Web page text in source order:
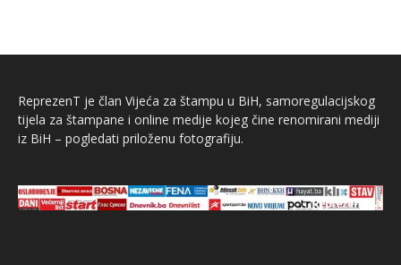
ReprezenT je član Vijeća za štampu u BiH, samoregulacijskog
tijela za štampane i online medije kojeg čine renomirani mediji
iz BiH – pogledati priloženu fotografiju.